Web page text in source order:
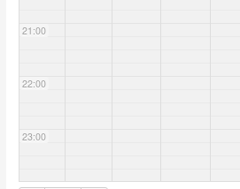
21:00
22:00
23:00